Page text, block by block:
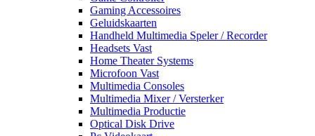
Gaming Accessoires
Geluidskaarten
Handheld Multimedia Speler / Recorder
Headsets Vast
Home Theater Systems
Microfoon Vast
Multimedia Consoles
Multimedia Mixer / Versterker
Multimedia Productie
Optical Disk Drive